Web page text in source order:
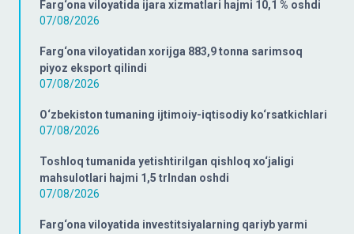
Farg‘ona viloyatida ijara xizmatlari hajmi 10,1 % oshdi
07/08/2026
Farg‘ona viloyatidan xorijga 883,9 tonna sarimsoq
piyoz eksport qilindi
07/08/2026
O‘zbekiston tumaning ijtimoiy-iqtisodiy ko‘rsatkichlari
07/08/2026
Toshloq tumanida yetishtirilgan qishloq xo‘jaligi
mahsulotlari hajmi 1,5 trlndan oshdi
07/08/2026
Farg‘ona viloyatida investitsiyalarning qariyb yarmi